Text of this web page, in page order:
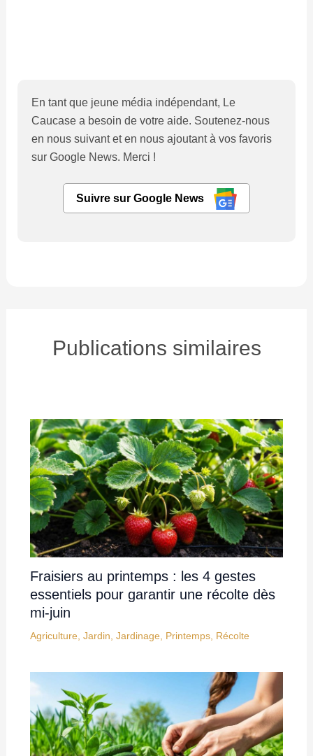
En tant que jeune média indépendant, Le
Caucase a besoin de votre aide. Soutenez-nous
en nous suivant et en nous ajoutant à vos favoris
sur Google News. Merci !
Suivre sur Google News
Publications similaires
Fraisiers au printemps : les 4 gestes
essentiels pour garantir une récolte dès
mi-juin
Agriculture Jardin Jardinage Printemps, Récolte